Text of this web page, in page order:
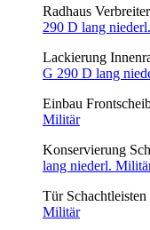
Radhaus
290 D lang
Lackierung
G 290 D lang
Einbau
Militär
Konservierung
lang niederl.
Tür Schachtleisten
Militär